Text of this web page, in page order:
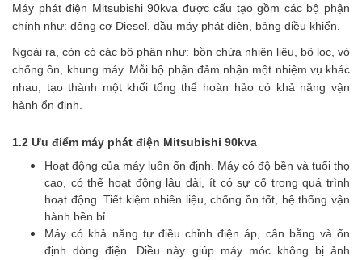
Máy phát điện Mitsubishi 90kva được cấu tạo gồm các bộ phận
chính như: động cơ Diesel, đầu máy phát điện, bảng điều khiển.
Ngoài ra, còn có các bộ phận như: bồn chứa nhiên liệu, bộ lọc, vỏ
chống ồn, khung máy. Mỗi bộ phận đảm nhận một nhiệm vụ khác
nhau, tạo thành một khối tổng thể hoàn hảo có khả năng vận
hành ổn định.
1.2 Ưu điểm máy phát điện Mitsubishi 90kva
Hoạt động của máy luôn ổn định. Máy có độ bền và tuổi thọ
cao, có thể hoạt động lâu dài, ít có sự cố trong quá trình
hoạt động. Tiết kiệm nhiên liệu, chống ồn tốt, hệ thống vận
hành bền bỉ.
Máy có khả năng tự điều chỉnh điện áp, cân bằng và ổn
định dòng điện. Điều này giúp máy móc không bị ảnh